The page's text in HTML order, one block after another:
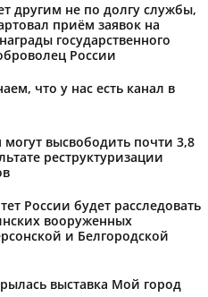
другим не по долгу службы,
приём заявок на
государственного
России
что у нас есть канал в
могут высвободить почти 3,8
реструктуризации
России будет расследовать
вооруженных
и Белгородской
выставка Мой город